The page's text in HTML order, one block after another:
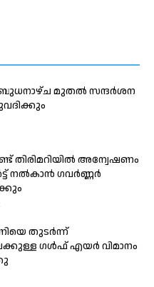
ബുധനാഴ്ച മുതൽ സന്ദർശന
തിരിമറിയില്‍ അന്വേഷണം
നല്‍കാന്‍ ഗവർണ്ണർ
തുടർന്ന്
ഗൾഫ് എയർ വിമാനം